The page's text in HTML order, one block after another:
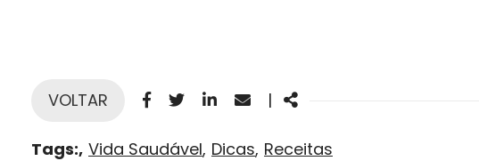
VOLTAR Facebook
TwitterLinkedinEmail
| Share
Tags: Vida Saudável Dicas Receitas